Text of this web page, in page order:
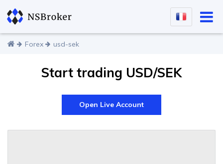
Forex usd-sek
Start trading USD/SEK
Open Live Account